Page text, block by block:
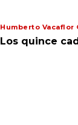
Humberto Vacaflor
Los quince